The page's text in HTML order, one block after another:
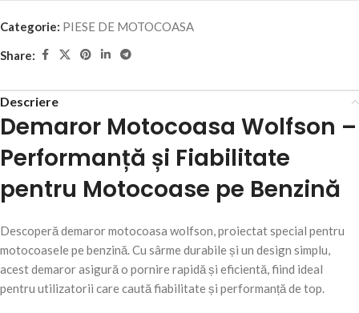
Categorie: PIESE DE MOTOCOASA
Share:
Descriere
Demaror Motocoasa Wolfson –
Performanță și Fiabilitate
pentru Motocoase pe Benzină
Descoperă demaror motocoasa wolfson, proiectat special pentru
motocoasele pe benzină. Cu sârme durabile și un design simplu,
acest demaror asigură o pornire rapidă și eficientă, fiind ideal
pentru utilizatorii care caută fiabilitate și performanță de top.